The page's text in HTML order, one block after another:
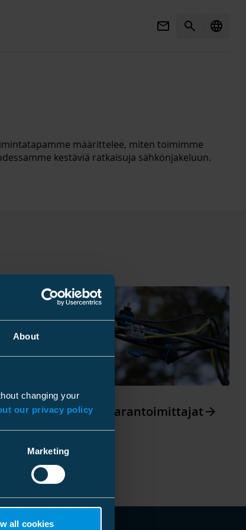
About
changing your
our privacy policy
Marketing
all cookies
Mail Search language
määrittelee, miten toimimme
kestäviä ratkaisuja sähkönjakeluun.
Enston tavarantoimittajatArrow_forward